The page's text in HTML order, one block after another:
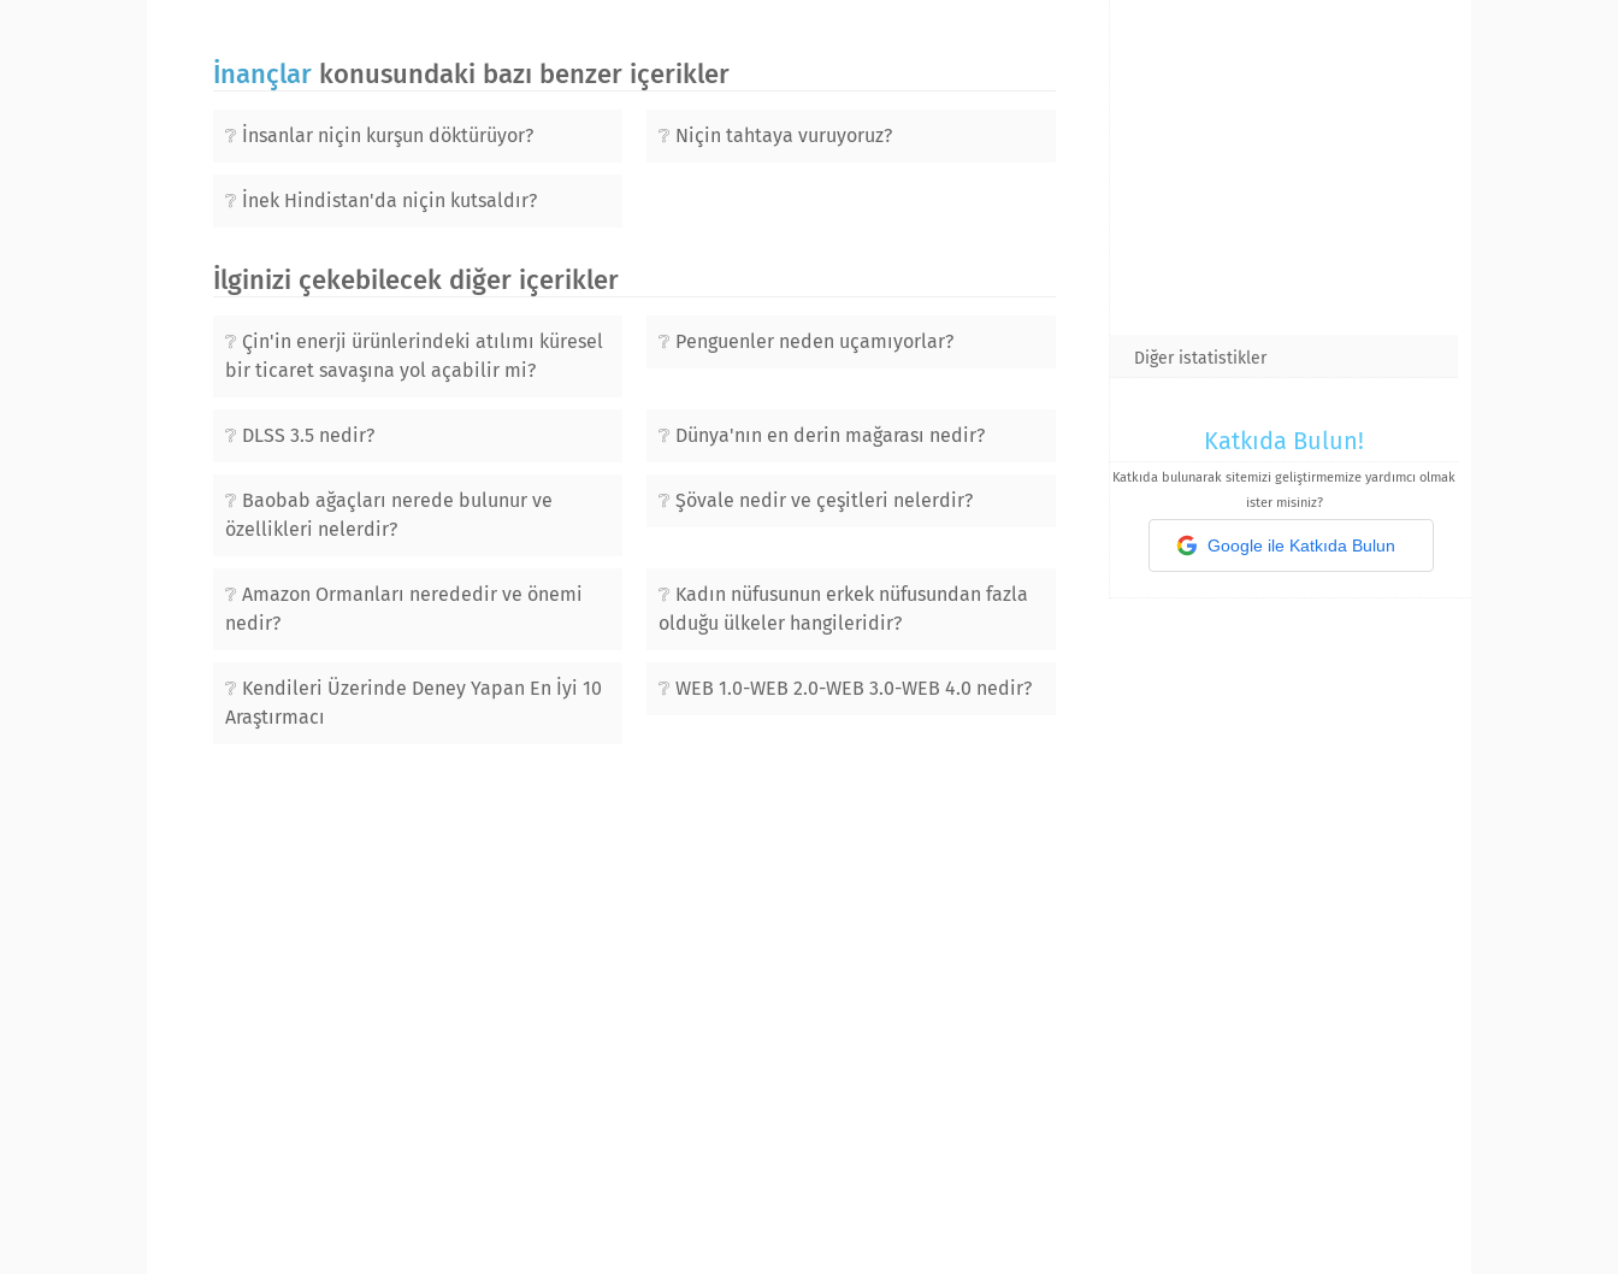
İnançlar konusundaki bazı benzer içerikler
İnsanlar niçin kurşun döktürüyor? Niçin tahtaya vuruyoruz?
İnek Hindistan'da niçin kutsaldır?
İlginizi çekebilecek diğer içerikler
Çin'in enerji ürünlerindeki atılımı küresel
bir ticaret savaşına yol açabilir mi?
Penguenler neden uçamıyorlar?
DLSS 3.5 nedir? Dünya'nın en derin mağarası nedir?
Baobab ağaçları nerede bulunur ve
özellikleri nelerdir?
Şövale nedir ve çeşitleri nelerdir?
Amazon Ormanları nerededir ve önemi
nedir?
Kadın nüfusunun erkek nüfusundan fazla
olduğu ülkeler hangileridir?
Kendileri Üzerinde Deney Yapan En İyi 10
Araştırmacı
WEB 1.0-WEB 2.0-WEB 3.0-WEB 4.0 nedir?
Diğer istatistikler
Katkıda Bulun!
Katkıda bulunarak sitemizi geliştirmemize yardımcı olmak
ister misiniz?
Google ile Katkıda Bulun